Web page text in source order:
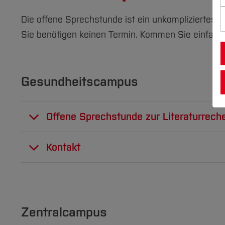
Die offene Sprechstunde ist ein unkompliziertes
Sie benötigen keinen Termin. Kommen Sie
Gesundheitscampus
Offene Sprechstunde zur
In der offenen Sprechstunde am
Wo? Gesundheitscampus,
Kontakt
Hochschulbibliothek
Zentralcampus